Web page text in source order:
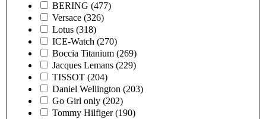
BERING (477)
Versace (326)
Lotus (318)
ICE-Watch (270)
Boccia Titanium (269)
Jacques Lemans (229)
TISSOT (204)
Daniel Wellington (203)
Go Girl only (202)
Tommy Hilfiger (190)